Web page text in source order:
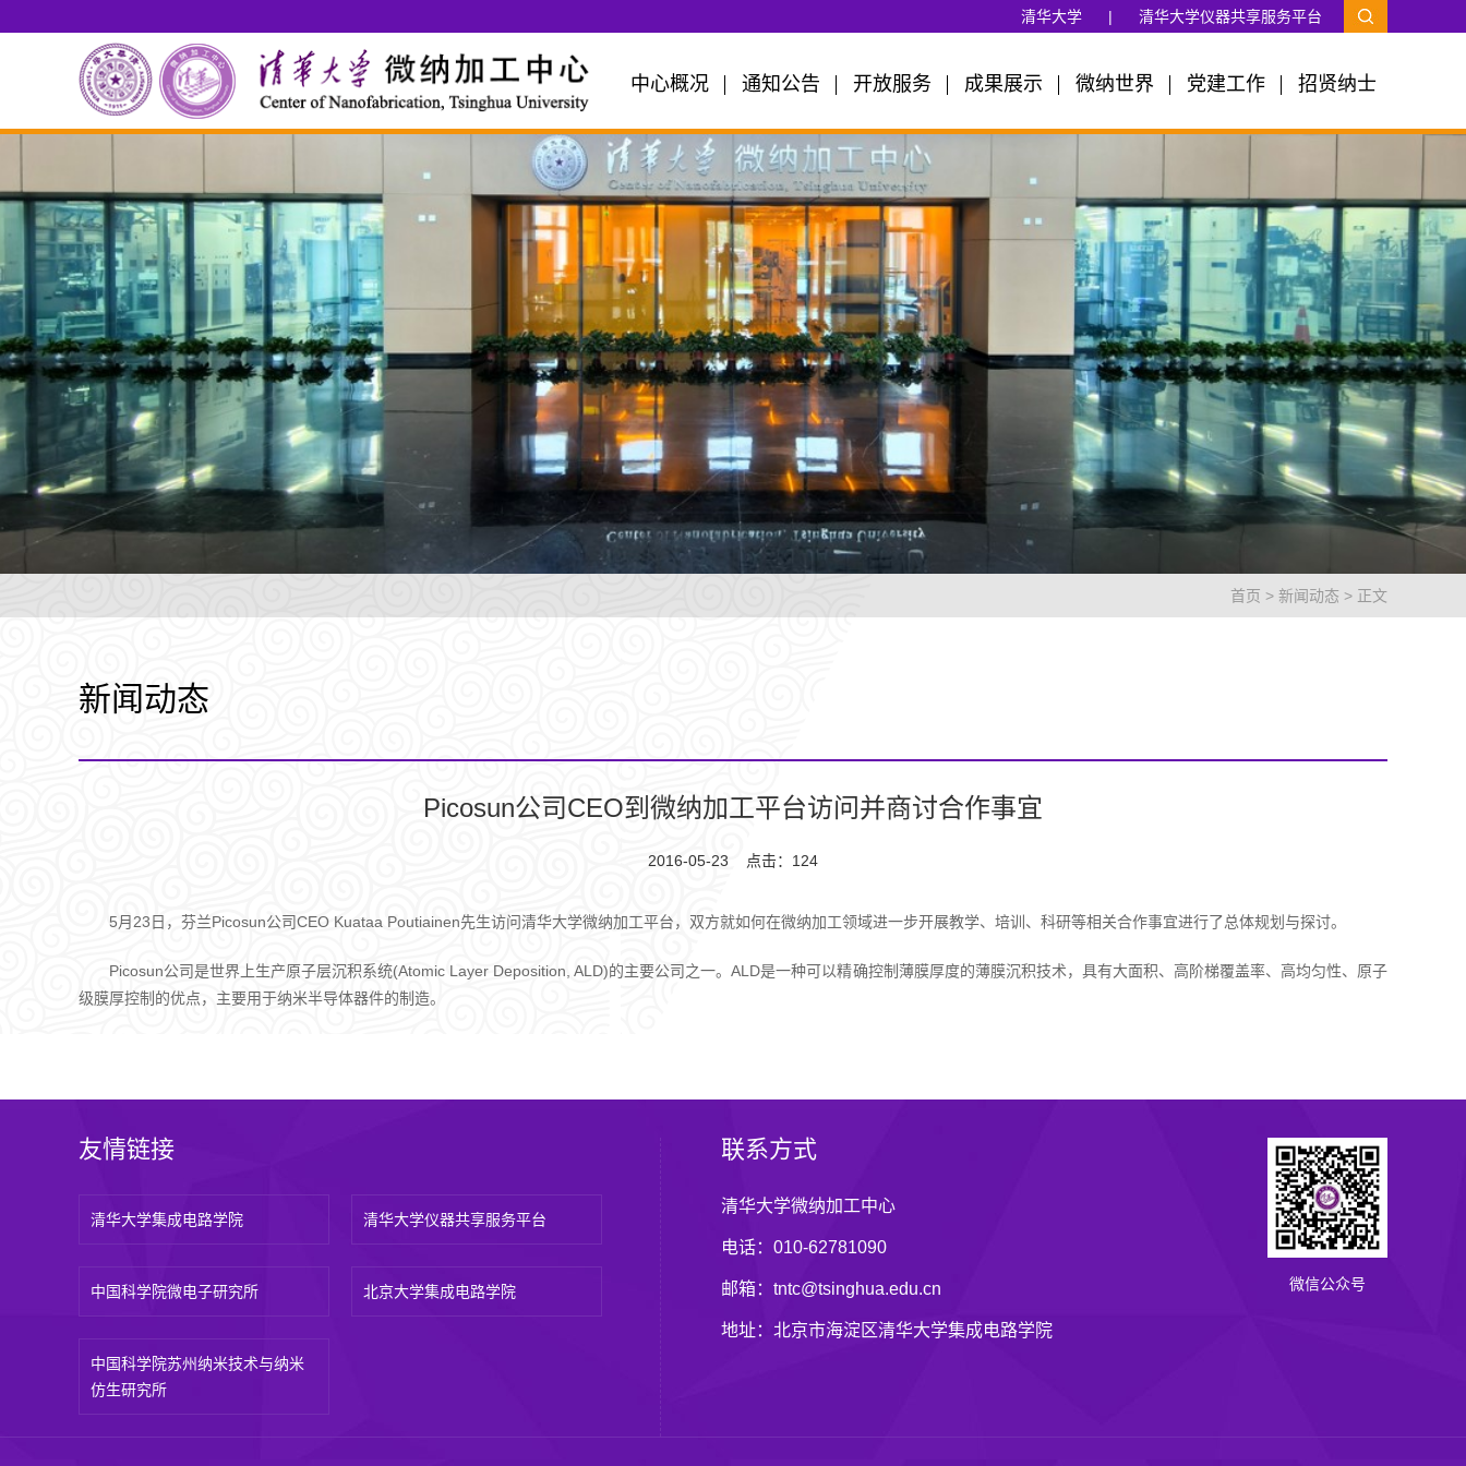
清华大学 | 清华大学仪器共享服务平台
中心概况 通知公告 开放服务 成果展示 微纳世界 党建工作 招贤纳士
首页 > 新闻动态 > 正文
新闻动态
Picosun公司CEO到微纳加工平台访问并商讨合作事宜
2016-05-23 点击： 124
5月23日，芬兰Picosun公司CEO Kuataa Poutiainen先生访问清华大学微纳加工平台，双方就如何在微纳加工领域进一步开展教学、培训、科研等相关合作事宜进行了总体规划与探讨。
Picosun公司是世界上生产原子层沉积系统(Atomic Layer Deposition, ALD)的主要公司之一。ALD是一种可以精确控制薄膜厚度的薄膜沉积技术，具有大面积、高阶梯覆盖率、高均匀性、原子
级膜厚控制的优点，主要用于纳米半导体器件的制造。
友情链接
清华大学集成电路学院 清华大学仪器共享服务平台
中国科学院微电子研究所 北京大学集成电路学院
中国科学院苏州纳米技术与纳米
仿生研究所
联系方式
清华大学微纳加工中心
电话：010-62781090
邮箱：tntc@tsinghua.edu.cn
地址：北京市海淀区清华大学集成电路学院
微信公众号